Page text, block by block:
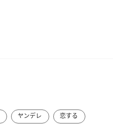
ヤンデレ
恋する